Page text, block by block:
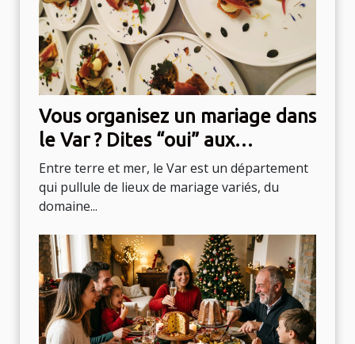
Vous organisez un mariage dans
le Var ? Dites “oui” aux
propositions de ce traiteur !
Entre terre et mer, le Var est un département
qui pullule de lieux de mariage variés, du
domaine...